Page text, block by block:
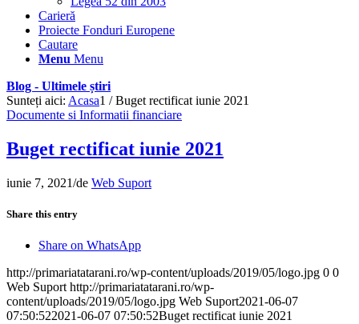
Carieră
Proiecte Fonduri Europene
Cautare
Menu Menu
Blog - Ultimele știri
Sunteți aici: Acasa1 / Buget rectificat iunie 2021
Documente si Informatii financiare
Buget rectificat iunie 2021
iunie 7, 2021/de Web Suport
Share this entry
Share on WhatsApp
http://primariatatarani.ro/wp-content/uploads/2019/05/logo.jpg 0 0
Web Suport http://primariatatarani.ro/wp-
content/uploads/2019/05/logo.jpg Web Suport2021-06-07
07:50:522021-06-07 07:50:52Buget rectificat iunie 2021